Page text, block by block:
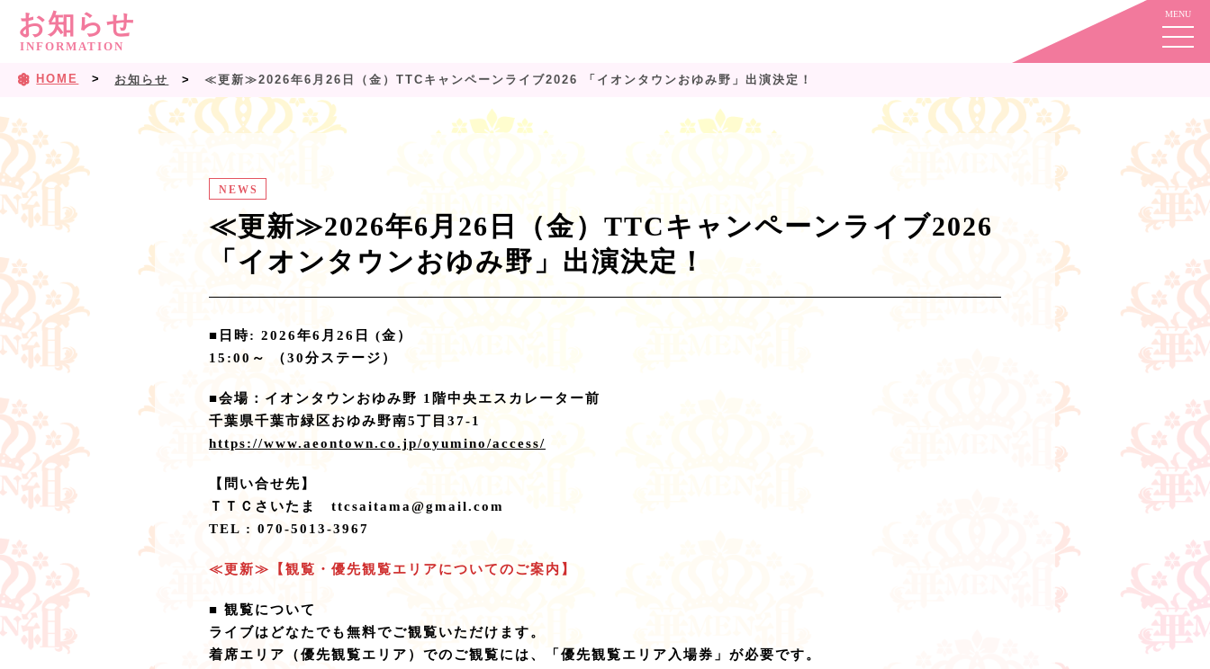
お知らせ
INFORMATION
HOME お知らせ ≪更新≫2026年6月26日（金）TTCキャンペーンライブ2026 「イオンタウンおゆみ野」出演決定！
NEWS
≪更新≫2026年6月26日（金）TTCキャンペーンライブ2026
「イオンタウンおゆみ野」出演決定！
■日時: 2026年6月26日 (金）
15:00～ （30分ステージ）
■会場：イオンタウンおゆみ野 1階中央エスカレーター前
千葉県千葉市緑区おゆみ野南5丁目37-1
https://www.aeontown.co.jp/oyumino/access/
【問い合せ先】
ＴＴＣさいたま ttcsaitama@gmail.com
TEL : 070-5013-3967
≪更新≫【観覧・優先観覧エリアについてのご案内】
■ 観覧について
ライブはどなたでも無料でご観覧いただけます。
着席エリア（優先観覧エリア）でのご観覧には、「優先観覧エリア入場券」が必要です。